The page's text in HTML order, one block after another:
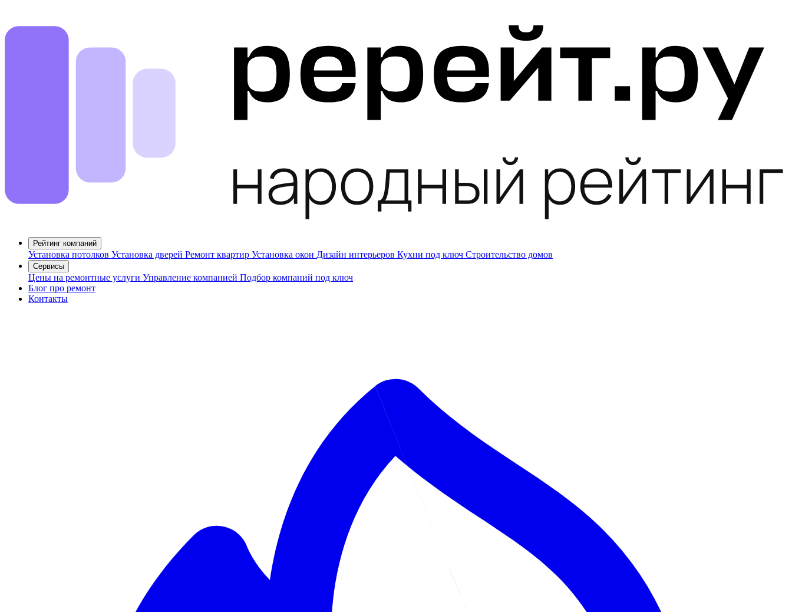
Рейтинг компаний
Установка потолков Установка дверей Ремонт квартир Установка окон Дизайн интерьеров Кухни под ключ Строительство домов
Сервисы
Цены на ремонтные услуги Управление компанией Подбор компаний под ключ
Блог про ремонт
Контакты